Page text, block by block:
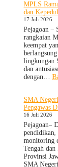
MPLS
dan
17 Juli 2026
Pejagoan –
rangkaian
keempat
lingkungan
dan
dengan…
SMA
Pengawas
16 Juli 2026
Pejagoan–
pendidikan,
monitoring
Tengah
Provinsi
SMA